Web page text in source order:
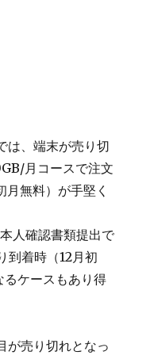
は、端末が売り切
月コースで注文
無料）が手堅く
人確認書類提出で
到着時（12月初
ケースもあり得
が売り切れとなっ